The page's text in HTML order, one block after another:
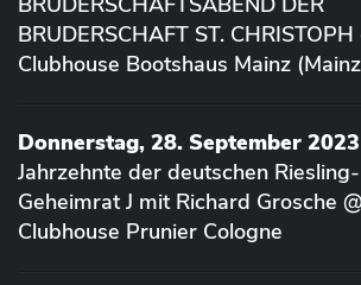
BRUDERSCHAFT ST.
Clubhouse Bootshaus Mainz
Donnerstag, 28. September 2023
Jahrzehnte der deutschen
Geheimrat J mit Richard Grosche
Clubhouse Prunier Cologne